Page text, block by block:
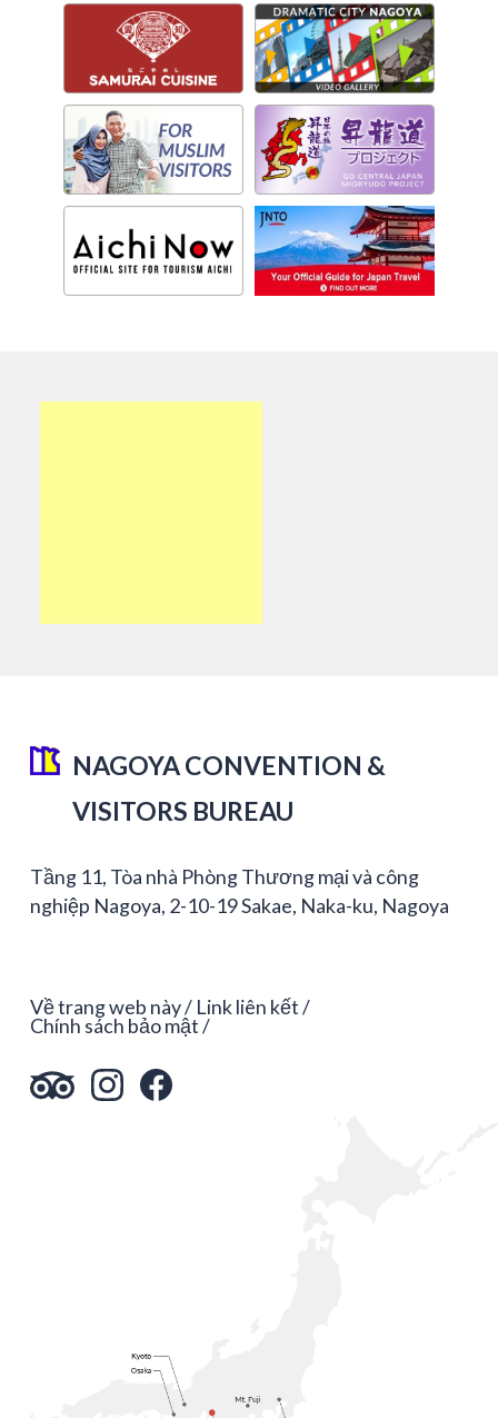
NAGOYA CONVENTION &
VISITORS BUREAU
Tầng 11, Tòa nhà Phòng Thương mại và công
nghiệp Nagoya, 2-10-19 Sakae, Naka-ku, Nagoya
Về trang web này Link liên kết
Chính sách bảo mật